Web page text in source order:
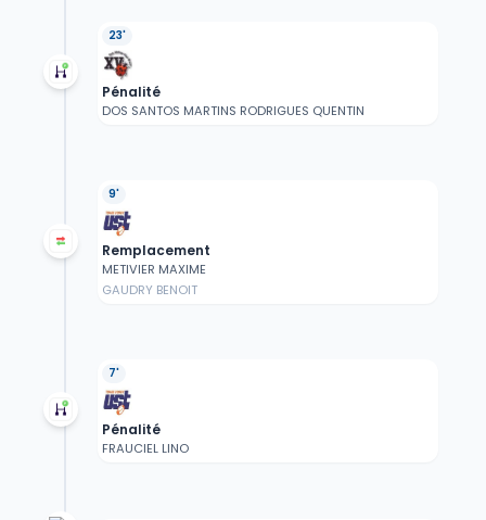
23'
Pénalité
DOS SANTOS MARTINS RODRIGUES QUENTIN
9'
Remplacement
METIVIER MAXIME
GAUDRY BENOIT
7'
Pénalité
FRAUCIEL LINO